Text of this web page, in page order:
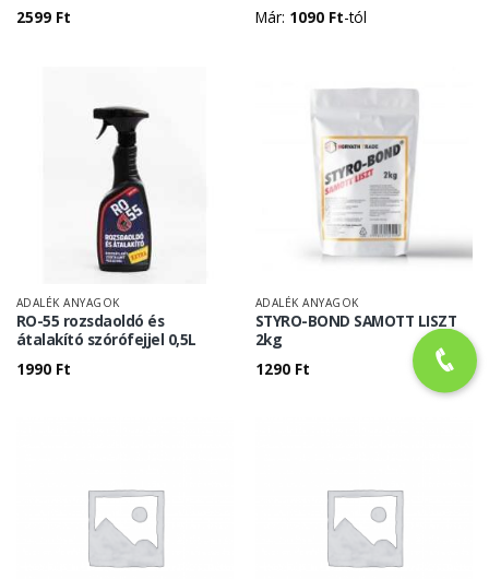
2599 Ft Már: 1090 Ft-tól
ADALÉK ANYAGOK
RO-55 rozsdaoldó és
átalakító szórófejjel 0,5L
1990 Ft
ADALÉK ANYAGOK
STYRO-BOND SAMOTT LISZT
2kg
1290 Ft